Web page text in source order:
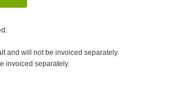
and will not be invoiced separately.
invoiced separately.